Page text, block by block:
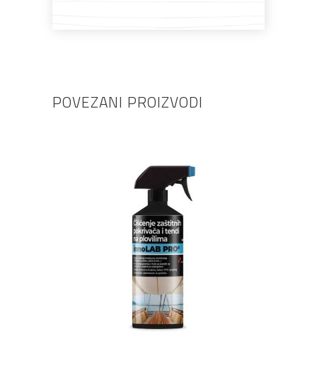
POVEZANI PROIZVODI
DODAJ U KOŠARICU